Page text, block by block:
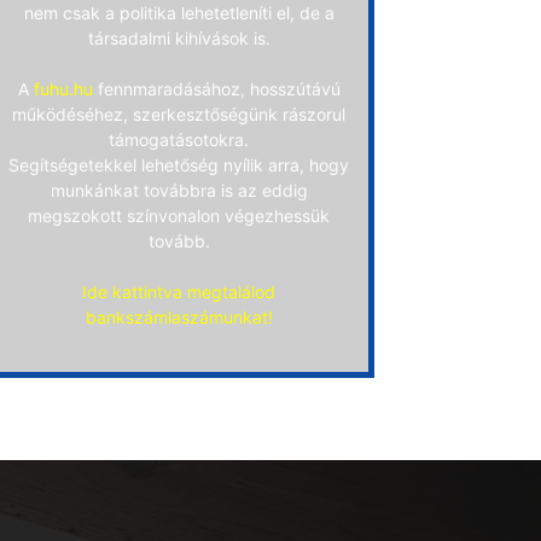
nem csak a politika lehetetleníti el, de a
társadalmi kihívások is.
A fuhu.hu fennmaradásához, hosszútávú
működéséhez, szerkesztőségünk rászorul
támogatásotokra.
Segítségetekkel lehetőség nyílik arra, hogy
munkánkat továbbra is az eddig
megszokott színvonalon végezhessük
tovább.
Ide kattintva megtalálod
bankszámlaszámunkat!